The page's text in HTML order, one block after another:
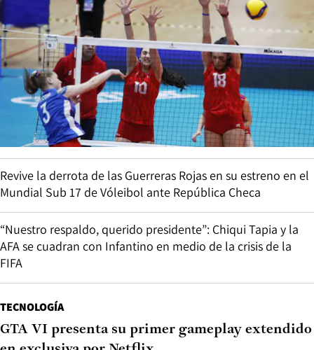
Revive la derrota de las Guerreras Rojas en su estreno en el
Mundial Sub 17 de Vóleibol ante República Checa
“Nuestro respaldo, querido presidente”: Chiqui Tapia y la
AFA se cuadran con Infantino en medio de la crisis de la
FIFA
TECNOLOGÍA
GTA VI presenta su primer gameplay extendido